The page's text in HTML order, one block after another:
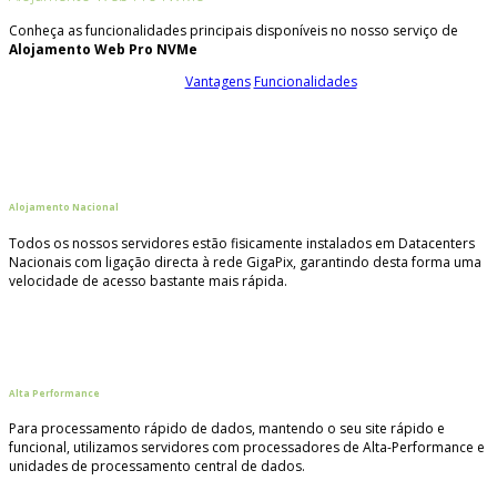
Conheça as funcionalidades principais disponíveis no nosso serviço de
Alojamento Web Pro NVMe
Vantagens Funcionalidades
Alojamento Nacional
Todos os nossos servidores estão fisicamente instalados em Datacenters
Nacionais com ligação directa à rede GigaPix, garantindo desta forma uma
velocidade de acesso bastante mais rápida.
Alta Performance
Para processamento rápido de dados, mantendo o seu site rápido e
funcional, utilizamos servidores com processadores de Alta-Performance e
unidades de processamento central de dados.